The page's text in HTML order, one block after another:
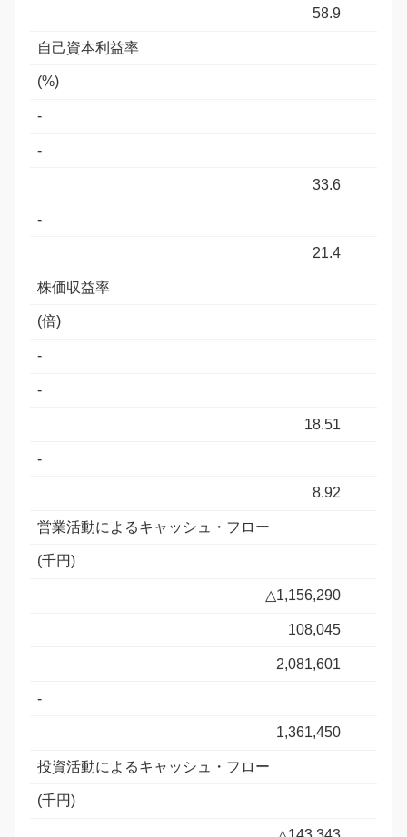
58.9
自己資本利益率
(%)
-
-
33.6
-
21.4
株価収益率
(倍)
-
-
18.51
-
8.92
営業活動によるキャッシュ・フロー
(千円)
△1,156,290
108,045
2,081,601
-
1,361,450
投資活動によるキャッシュ・フロー
(千円)